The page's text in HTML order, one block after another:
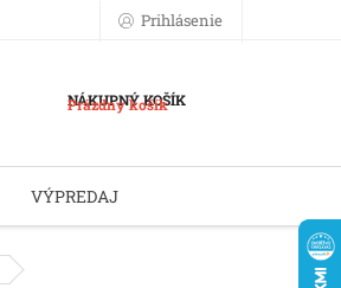
Prihlásenie
NÁKUPNÝ KOŠÍK
Prázdny košík
VÝPREDAJ